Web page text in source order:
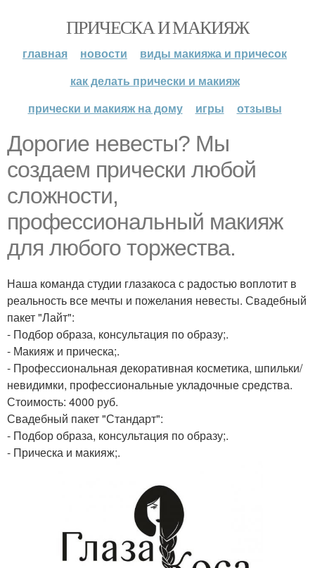
ПРИЧЕСКА И МАКИЯЖ
главная новости
виды макияжа и причесок
как делать прически и макияж
прически и макияж на дому
игры отзывы
Дорогие невесты? Мы
создаем прически любой
сложности,
профессиональный макияж
для любого торжества.
Наша команда студии глазакоса с радостью воплотит в
реальность все мечты и пожелания невесты. Свадебный
пакет "Лайт":
- Подбор образа, консультация по образу;.
- Макияж и прическа;.
- Профессиональная декоративная косметика, шпильки/
невидимки, профессиональные укладочные средства.
Стоимость: 4000 руб.
Свадебный пакет "Стандарт":
- Подбор образа, консультация по образу;.
- Прическа и макияж;.